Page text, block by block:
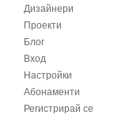
Дизайнери
Проекти
Блог
Вход
Настройки
Абонаменти
Регистрирай се